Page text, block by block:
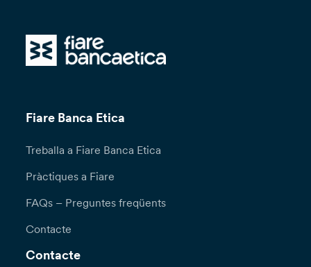
Fiare Banca Etica
Treballa a Fiare Banca Etica
Pràctiques a Fiare
FAQs – Preguntes freqüents
Contacte
Contacte